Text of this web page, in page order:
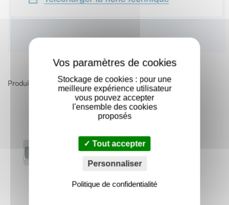
Produits apparentésStockage de cookies : pour une
meilleure expérience utilisateur
vous pouvez accepter
l'ensemble des cookies
proposés
Tout accepter
Personnaliser
Politique de confidentialité